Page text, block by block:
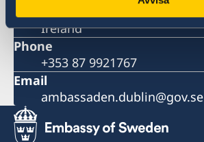
Ireland
Phone
+353 87 9921767
Email
ambassaden.dublin@gov.se